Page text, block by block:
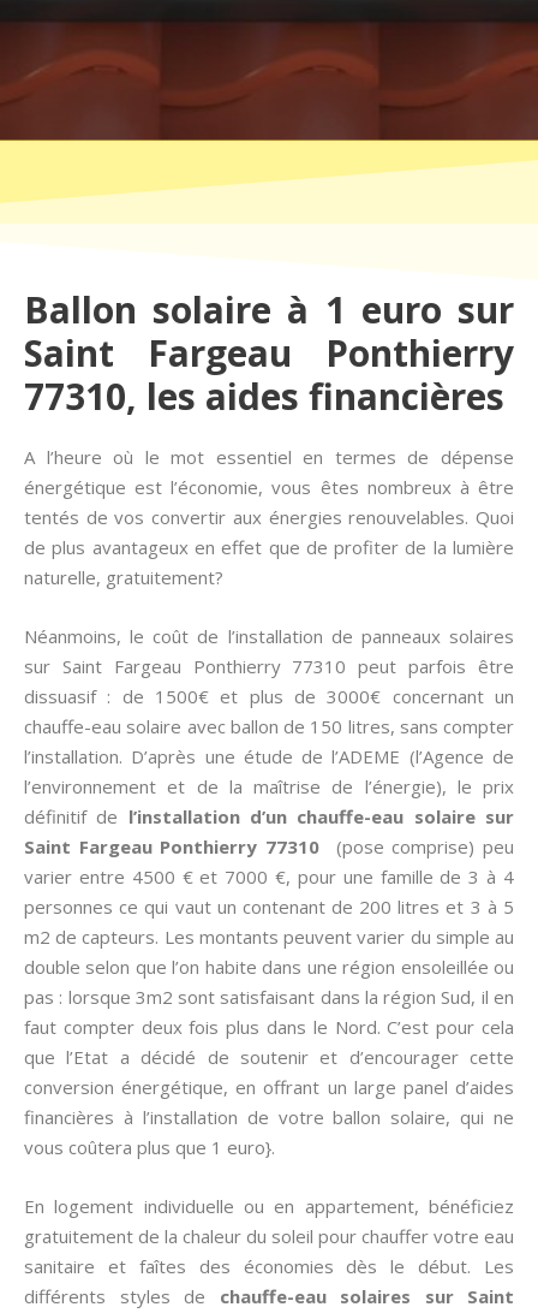
Ballon solaire à 1 euro sur
Saint Fargeau Ponthierry
77310, les aides financières
A l’heure où le mot essentiel en termes de dépense
énergétique est l’économie, vous êtes nombreux à être
tentés de vos convertir aux énergies renouvelables. Quoi
de plus avantageux en effet que de profiter de la lumière
naturelle, gratuitement?
Néanmoins, le coût de l’installation de panneaux solaires
sur Saint Fargeau Ponthierry 77310 peut parfois être
dissuasif : de 1500€ et plus de 3000€ concernant un
chauffe-eau solaire avec ballon de 150 litres, sans compter
l’installation. D’après une étude de l’ADEME (l’Agence de
l’environnement et de la maîtrise de l’énergie), le prix
définitif de l’installation d’un chauffe-eau solaire sur
Saint Fargeau Ponthierry 77310 (pose comprise) peu
varier entre 4500 € et 7000 €, pour une famille de 3 à 4
personnes ce qui vaut un contenant de 200 litres et 3 à 5
m2 de capteurs. Les montants peuvent varier du simple au
double selon que l’on habite dans une région ensoleillée ou
pas : lorsque 3m2 sont satisfaisant dans la région Sud, il en
faut compter deux fois plus dans le Nord. C’est pour cela
que l’Etat a décidé de soutenir et d’encourager cette
conversion énergétique, en offrant un large panel d’aides
financières à l’installation de votre ballon solaire, qui ne
vous coûtera plus que 1 euro}.
En logement individuelle ou en appartement, bénéficiez
gratuitement de la chaleur du soleil pour chauffer votre eau
sanitaire et faîtes des économies dès le début. Les
différents styles de chauffe-eau solaires sur Saint